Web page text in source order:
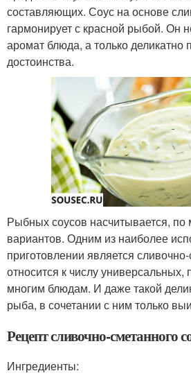
составляющих. Соус на основе
гармонирует с красной рыбой. Он
аромат блюда, а только деликатно
достоинства.
Рыбных соусов насчитывается,
вариантов. Одним из наиболее
приготовлении является
относится к числу универсальных,
многим блюдам. И даже такой
рыба, в сочетании с ним только
Рецепт сливочно-сметанного
Ингредиенты: